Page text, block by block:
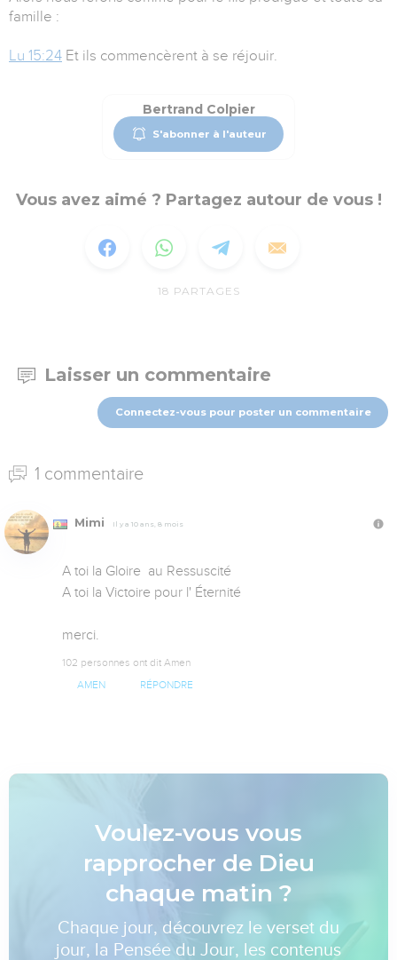
famille :
Lu 15:24 Et ils commencèrent à se réjouir.
Bertrand Colpier
S'abonner à l'auteur
Vous avez aimé ? Partagez autour de vous !
18 PARTAGES
Laisser un commentaire
Connectez-vous pour poster un commentaire
1 commentaire
Mimi Il y a 10 ans, 8 mois
A toi la Gloire  au Ressuscité
A toi la Victoire pour l' Éternité
merci.
102 personnes ont dit Amen
AMEN RÉPONDRE
Voulez-vous vous
rapprocher de Dieu
chaque matin ?
Chaque jour, découvrez le verset du
jour, la Pensée du Jour, les contenus